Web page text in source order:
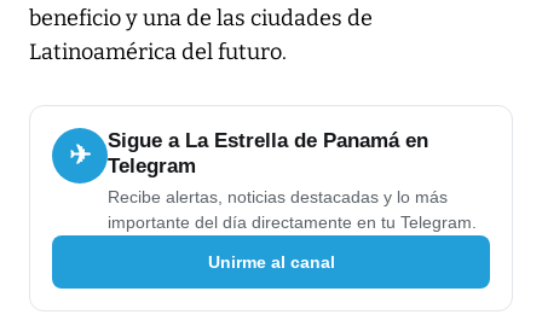
beneficio y una de las ciudades de
Latinoamérica del futuro.
✈
Sigue a La Estrella de Panamá en
Telegram
Recibe alertas, noticias destacadas y lo más
importante del día directamente en tu Telegram.
Unirme al canal